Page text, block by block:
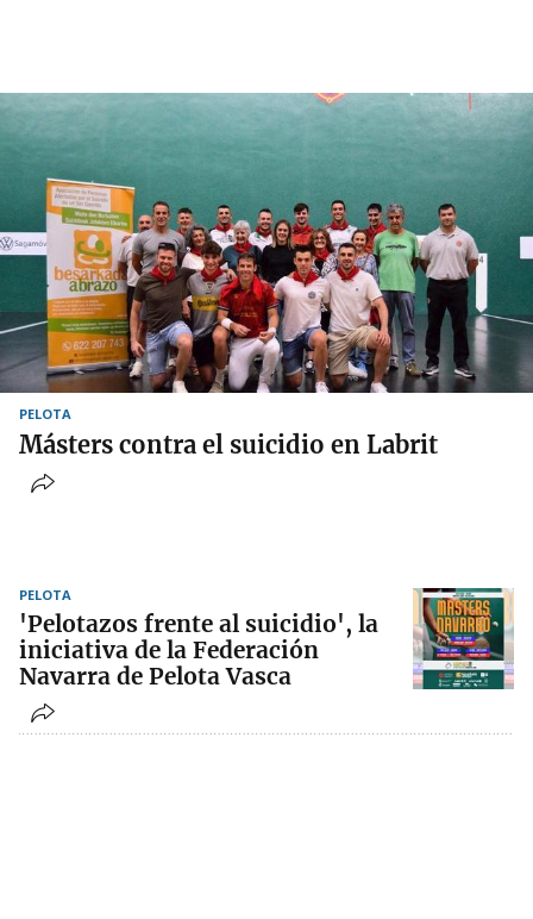
PELOTA
Másters contra el suicidio en Labrit
PELOTA
'Pelotazos frente al suicidio', la
iniciativa de la Federación
Navarra de Pelota Vasca